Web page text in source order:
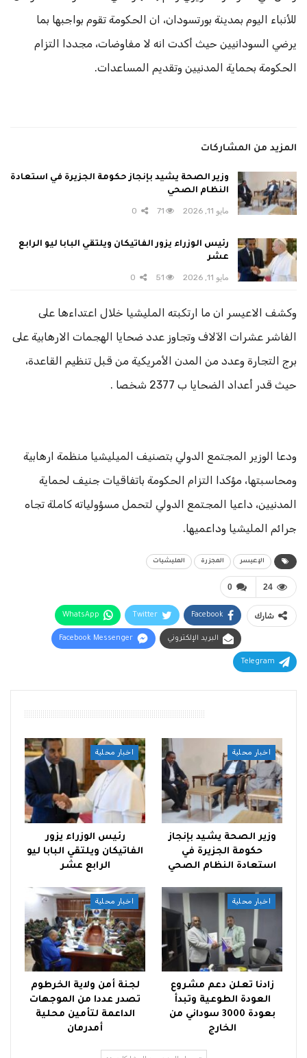
للأنباء اليوم بمدينة بورتسودان، ان الحكومة تقوم بواجبها بما
يرضي السودانيين حيث أكدت انه لا مفاوضات، مجددا التزام
الحكومة بحماية المدنيين وتقديم المساعدات.
المزيد من المشاركات
وزير الصحة يشيد بإنجاز حكومة الجزيرة في استعادة
النظام الصحي
مايو 11, 2026 71
رئيس الوزراء يزور الفاتيكان ويلتقي البابا ليو الرابع
عشر
مايو 11, 2026 51
وكشف الاعيسر ان ما ارتكبته المليشيا خلال اعتداءها على
الفاشر عشرات الآلاف وتجاوز عدد ضحايا الهجمات الارهابية على
برج التجارة وعدد من المدن الأمريكية من قبل تنظيم القاعدة،
حيث قدر أعداد الضحايا ب 2377 شخصا .
ودعا الوزير المجتمع الدولي بتصنيف الميليشيا منظمة ارهابية
ومحاسبتها، مؤكدا التزام الحكومة باتفاقيات جنيف لحماية
المدنيين، داعيا المجتمع الدولي لتحمل مسؤولياته كاملة تجاه
جرائم المليشيا وداعميها.
الإعيسر المجزرة المليشيات
0 24
شارك Facebook
Twitter
WhatsApp
البريد الإلكتروني Facebook Messenger
Telegram
اخبار محلية
وزير الصحة يشيد بإنجاز
حكومة الجزيرة في
استعادة النظام الصحي
اخبار محلية
رئيس الوزراء يزور
الفاتيكان ويلتقي البابا ليو
الرابع عشر
اخبار محلية
زادنا تعلن دعم مشروع
العودة الطوعية وتبدأ
بعودة 3000 سوداني من
الخارج
اخبار محلية
لجنة أمن ولاية الخرطوم
تصدر عددا من الموجهات
الداعمة لتأمين محلية
أمدرمان